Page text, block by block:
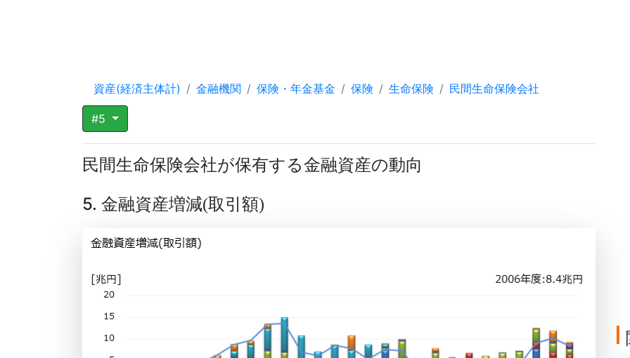
資産(経済主体計) 金融機関 保険・年金基金 保険 生命保険 民間生命保険会社
#5
民間生命保険会社が保有する金融資産の動向
5. 金融資産増減(取引額)